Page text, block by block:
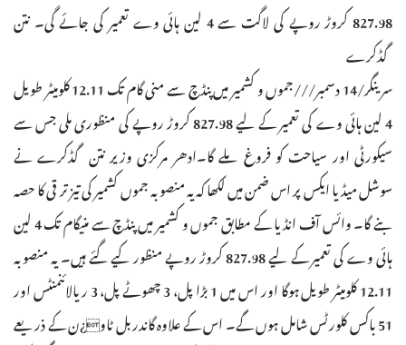
827.98 کروڑ روپے کی لاگت سے 4 لین ہائی وے تعمیر کی جائے گی۔ نتن
گڈکرے
سرینگر/14 دسمبر///جموں و کشمیر میں پنڈچ سے منی گام تک 12.11 کلومیٹر طویل
4 لین ہائی وے کی تعمیر کے لیے 827.98 کروڑ روپے کی منظوری ملی جس سے
سیکورٹی اور سیاحت کو فروغ ملے گا۔ادھر مرکزی وزیر نتن گڈکرے نے
سوشل میڈیا ایکس پر اس ضمن میں لکھا کہ یہ منصوبہ جموں کشمیر کی تیز تر قی کا حصہ
بنے گا۔ وائس آف انڈیا کے مطابق جموں و کشمیر میں پنڈچ سے منیگام تک 4 لین
ہائی وے کی تعمیر کے لیے 827.98 کروڑ روپے منظور کیے گئے ہیں۔ یہ منصوبہ
12.11 کلومیٹر طویل ہوگا اور اس میں 1 بڑا پل، 3 چھوٹے پل، 3 ریالائنمنٹس اور
51 باکس کلورٹس شامل ہوں گے۔ اس کے علاوہ گاندربل ٹاو¿ن کے ذریعے